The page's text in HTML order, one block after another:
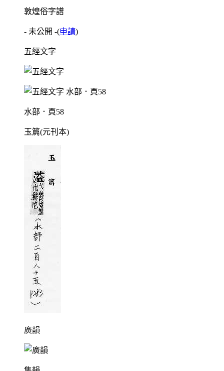
敦煌俗字譜
- 未公開 -(申請)
五經文字
水部．頁58
玉篇(元刊本)
廣韻